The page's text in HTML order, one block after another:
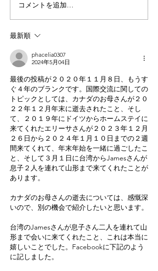
コメントを追加…
最新順
phacelia0307
2024年5月04日
最後の投稿が２０２０年１１ 月８ 日、もうす
ぐ４年のブランクです。国際交流に関しての
トピックとしては、カナダのお母さんが２０
２２年１２月年末に逝去されたこと、そし
て、２０１９年にドイツからホームステイに
来てくれたエリーサさんが２０２３年１２月
２６日から２０２４年１月１０日までの２週
間来てくれて、年末年始を一緒に過ごしたこ
と、そして３月１日に台湾からJamesさんが
息子２人を連れて山形まで来てくれたことが
あります。
カナダのお母さんの逝去については、感慨深
いので、別の機会で紹介したいと思います。
台湾のJamesさんが息子さん二人を連れて山
形まで会いに来てくれたこと、これは本当に
嬉しいことでした。Facebookに下記のよう
に記しました。